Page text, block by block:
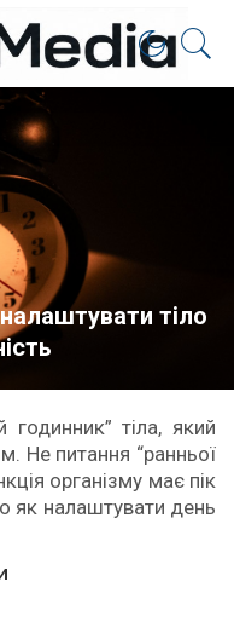
тіло
годинник” тіла, який
Не питання “ранньої
організму має пік
як налаштувати день